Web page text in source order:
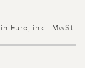
Euro, inkl. MwSt.